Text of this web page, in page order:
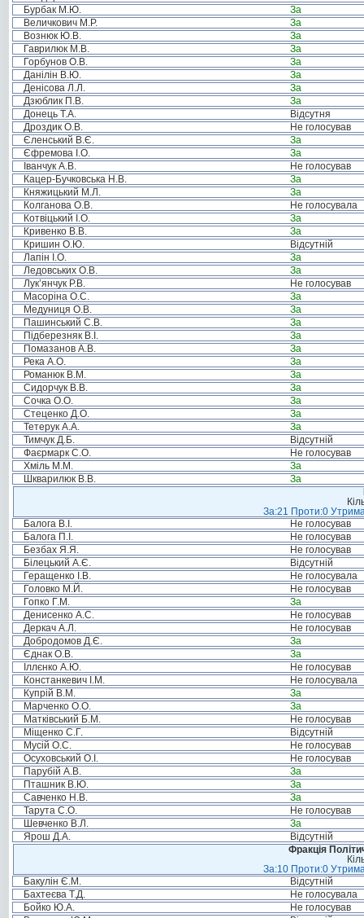
Бурбак М.Ю.
За
Величкович М.Р.
За
Вознюк Ю.В.
За
Гаврилюк М.В.
За
Горбунов О.В.
За
Данілін В.Ю.
За
Денісова Л.Л.
За
Дзюблик П.В.
За
Донець Т.А.
Відсутня
Дроздик О.В.
Не голосував
Єленський В.Є.
За
Єфремова І.О.
За
Іванчук А.В.
Не голосував
Кацер-Бучковська Н.В.
За
Княжицький М.Л.
За
Колганова О.В.
Не голосувала
Котвіцький І.О.
За
Кривенко В.В.
За
Кришин О.Ю.
Відсутній
Лапін І.О.
За
Ледовських О.В.
За
Лук’янчук Р.В.
Не голосував
Масоріна О.С.
За
Медуниця О.В.
За
Пашинський С.В.
За
Підберезняк В.І.
За
Помазанов А.В.
За
Река А.О.
За
Романюк В.М.
За
Сидорчук В.В.
За
Сочка О.О.
За
Стеценко Д.О.
За
Тетерук А.А.
За
Тимчук Д.Б.
Відсутній
Фаєрмарк С.О.
Не голосував
Хміль М.М.
За
Шкварилюк В.В.
За
За:21 Проти:0
Балога В.І.
Не голосував
Балога П.І.
Не голосував
Безбах Я.Я.
Не голосував
Білецький А.Є.
Відсутній
Геращенко І.В.
Не голосувала
Головко М.Й.
Не голосував
Гопко Г.М.
За
Денисенко А.С.
Не голосував
Деркач А.Л.
Не голосував
Добродомов Д.Є.
За
Єднак О.В.
За
Іллєнко А.Ю.
Не голосував
Констанкевич І.М.
Не голосувала
Купрій В.М.
За
Марченко О.О.
За
Матківський Б.М.
Не голосував
Міщенко С.Г.
Відсутній
Мусій О.С.
Не голосував
Осуховський О.І.
Не голосував
Парубій А.В.
За
Пташник В.Ю.
За
Савченко Н.В.
За
Тарута С.О.
Не голосував
Шевченко В.Л.
За
Ярош Д.А.
Відсутній
Фракція
За:10 Проти:0
Бакулін Є.М.
Відсутній
Бахтеєва Т.Д.
Не голосувала
Бойко Ю.А.
Не голосував